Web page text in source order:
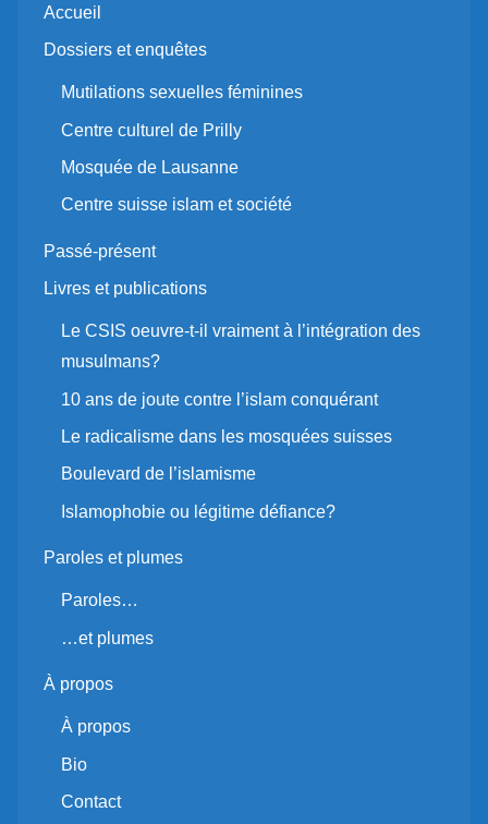
Accueil
Dossiers et enquêtes
Mutilations sexuelles féminines
Centre culturel de Prilly
Mosquée de Lausanne
Centre suisse islam et société
Passé-présent
Livres et publications
Le CSIS oeuvre-t-il vraiment à l’intégration des
musulmans?
10 ans de joute contre l’islam conquérant
Le radicalisme dans les mosquées suisses
Boulevard de l’islamisme
Islamophobie ou légitime défiance?
Paroles et plumes
Paroles…
…et plumes
À propos
À propos
Bio
Contact